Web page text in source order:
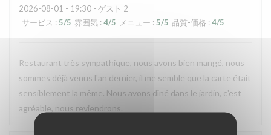
2026-08-01 - 19:30 - ゲスト 2
サービス : 5/5 雰囲気 : 4/5 メニュー : 5/5 品質-価格 : 4/5
Restaurant très sympathique, nous avons bien mangé, nous
sommes déjà venus l'an dernier, il me semble que la carte était
sensiblement la même. Nous avons dîné dans le jardin, c'est
agréable, nous reviendrons.